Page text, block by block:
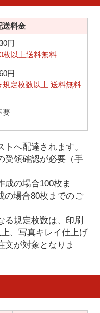
送料金
円
枚以上送料無料
円
定枚数以上 送料無料
要
へ配達されます。
受領確認が必要（手
の場合100枚ま
の場合80枚までのご
る規定枚数は、印刷
、写真キレイ仕上げ
文が対象となりま